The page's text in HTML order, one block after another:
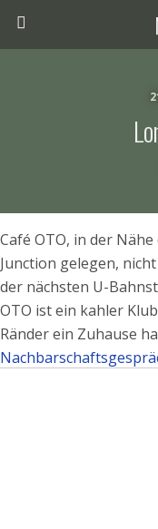
Café OTO, in der
Junction gelegen,
der nächsten U-
OTO ist ein kahler
Ränder ein Zuhause